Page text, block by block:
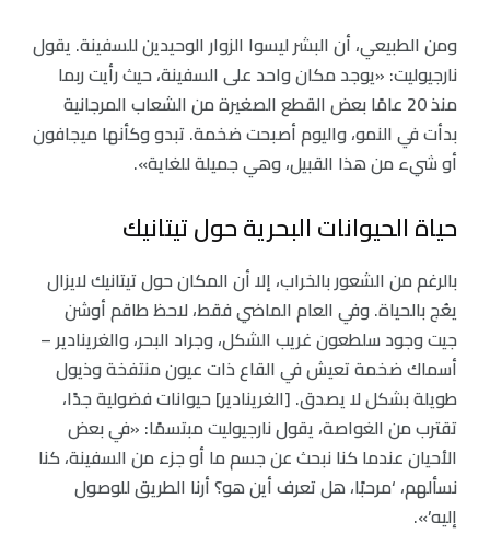
ومن الطبيعي، أن البشر ليسوا الزوار الوحيدين للسفينة. يقول
نارجيوليت: «يوجد مكان واحد على السفينة، حيث رأيت ربما
منذ 20 عامًا بعض القطع الصغيرة من الشعاب المرجانية
بدأت في النمو، واليوم أصبحت ضخمة. تبدو وكأنها ميجافون
أو شيء من هذا القبيل، وهي جميلة للغاية».
حياة الحيوانات البحرية حول تيتانيك
بالرغم من الشعور بالخراب، إلا أن المكان حول تيتانيك لايزال
يعُج بالحياة. وفي العام الماضي فقط، لاحظ طاقم أوشن
جيت وجود سلطعون غريب الشكل، وجراد البحر، والغرينادير –
أسماك ضخمة تعيش في القاع ذات عيون منتفخة وذيول
طويلة بشكل لا يصدق. [الغرينادير] حيوانات فضولية جدًا،
تقترب من الغواصة، يقول نارجيوليت مبتسمًا: «في بعض
الأحيان عندما كنا نبحث عن جسم ما أو جزء من السفينة، كنا
نسألهم، ‘مرحبًا، هل تعرف أين هو؟ أرنا الطريق للوصول
إليه’».